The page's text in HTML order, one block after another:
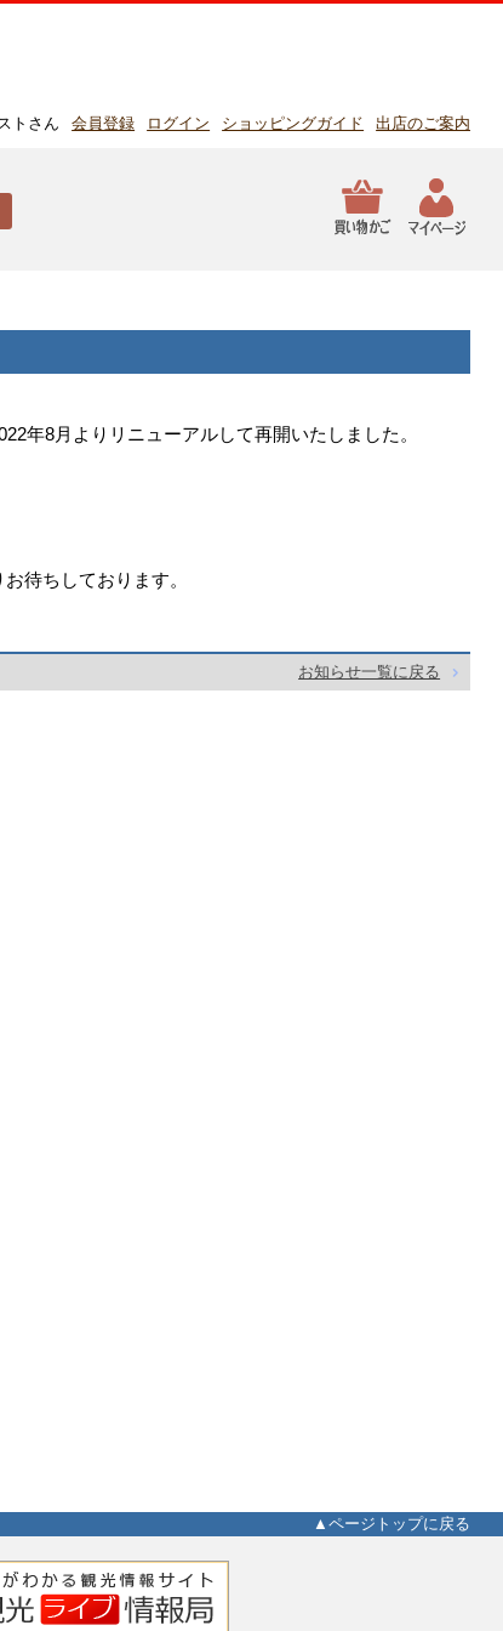
トさん 会員登録 ログイン ショッピングガイド 出店のご案内
年8月よりリニューアルして再開いたしました。
待ちしております。
お知らせ一覧に戻る
▲ページトップに戻る